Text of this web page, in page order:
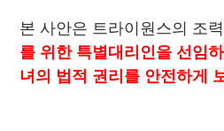
본 사안은 트라이원스의 조
를 위한 특별대리인을 선임
녀의 법적 권리를 안전하게